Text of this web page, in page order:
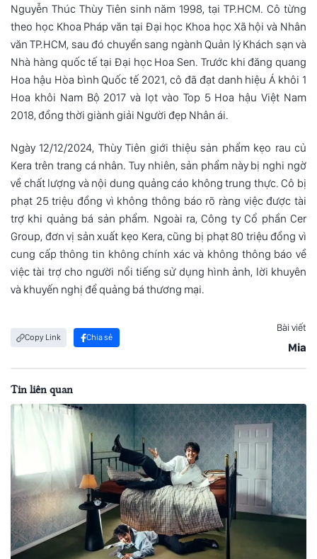
Nguyễn Thúc Thùy Tiên sinh năm 1998, tại TP.HCM. Cô từng
theo học Khoa Pháp văn tại Đại học Khoa học Xã hội và Nhân
văn TP.HCM, sau đó chuyển sang ngành Quản lý Khách sạn và
Nhà hàng quốc tế tại Đại học Hoa Sen. Trước khi đăng quang
Hoa hậu Hòa bình Quốc tế 2021, cô đã đạt danh hiệu Á khôi 1
Hoa khôi Nam Bộ 2017 và lọt vào Top 5 Hoa hậu Việt Nam
2018, đồng thời giành giải Người đẹp Nhân ái.
Ngày 12/12/2024, Thùy Tiên giới thiệu sản phẩm kẹo rau củ
Kera trên trang cá nhân. Tuy nhiên, sản phẩm này bị nghi ngờ
về chất lượng và nội dung quảng cáo không trung thực. Cô bị
phạt 25 triệu đồng vì không thông báo rõ ràng việc được tài
trợ khi quảng bá sản phẩm. Ngoài ra, Công ty Cổ phần Cer
Group, đơn vị sản xuất kẹo Kera, cũng bị phạt 80 triệu đồng vì
cung cấp thông tin không chính xác và không thông báo về
việc tài trợ cho người nổi tiếng sử dụng hình ảnh, lời khuyên
và khuyến nghị để quảng bá thương mại.
Copy Link Chia sẻ
Bài viết
Mia
Tin liên quan